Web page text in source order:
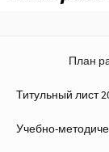
План
Титульный лист
Учебно-